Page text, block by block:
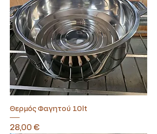
Θερμός Φαγητού 10lt
Τιμή
28,00 €